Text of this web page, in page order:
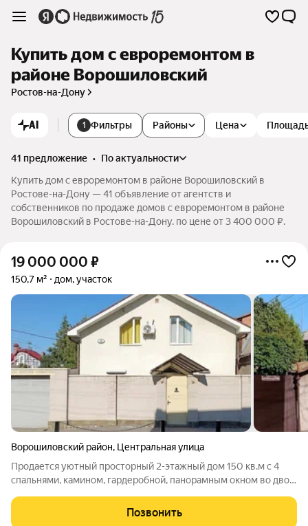
Купить дом с евроремонтом в
районе Ворошиловский
Ростов-на-Дону
AI 1 Фильтры Цена
Районы
41 предложение •
по актуальности
Купить дом с евроремонтом в районе Ворошиловский в
Ростове-на-Дону — 41 объявление от агентств и
собственников по продаже домов с евроремонтом в районе
Ворошиловский в Ростове-на-Дону. по цене от 3 400 000 ₽.
19 000 000 ₽
150,7 м² дом, участок
Ворошиловский район, Центральная улица
Продается уютный просторный 2-этажный дом 150 кв.м с 4
спальнями, камином, гардеробной, панорамным окном во двор
Преимущества: - роллетные ворота для заезда во двор -
удобны и компактны. - навес
Позвонить